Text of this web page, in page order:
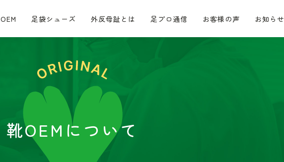
OEM 足袋シューズ 外反母趾とは 足プロ通信 お客様の声 お知らせ
靴OEMについて